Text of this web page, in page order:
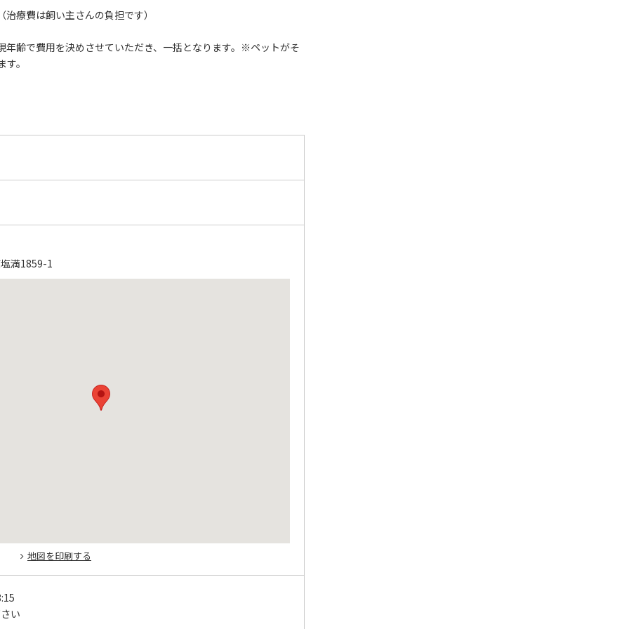
療費は飼い主さんの負担です）
齢で費用を決めさせていただき、一括となります。※ペットがそ
。
満1859-1
地図を印刷する
い